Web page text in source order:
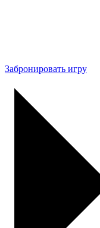
Забронировать игру